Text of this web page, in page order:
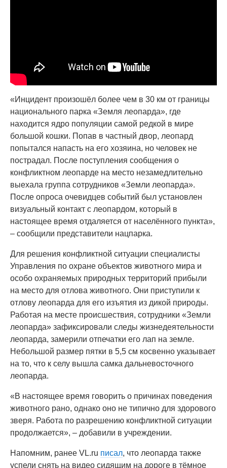
«Инцидент произошёл более чем в 30 км от границы
национального парка «Земля леопарда», где
находится ядро популяции самой редкой в мире
большой кошки. Попав в частный двор, леопард
попытался напасть на его хозяина, но человек не
пострадал. После поступления сообщения о
конфликтном леопарде на место незамедлительно
выехала группа сотрудников «Земли леопарда».
После опроса очевидцев событий был установлен
визуальный контакт с леопардом, который в
настоящее время отдаляется от населённого пункта»,
– сообщили представители нацпарка.
Для решения конфликтной ситуации специалисты
Управления по охране объектов животного мира и
особо охраняемых природных территорий прибыли
на место для отлова животного. Они приступили к
отлову леопарда для его изъятия из дикой природы.
Работая на месте происшествия, сотрудники «Земли
леопарда» зафиксировали следы жизнедеятельности
леопарда, замерили отпечатки его лап на земле.
Небольшой размер пятки в 5,5 см косвенно указывает
на то, что к селу вышла самка дальневосточного
леопарда.
«В настоящее время говорить о причинах поведения
животного рано, однако оно не типично для здорового
зверя. Работа по разрешению конфликтной ситуации
продолжается», – добавили в учреждении.
Напомним, ранее VL.ru писал, что леопарда также
успели снять на видео сидящим на дороге в тёмное